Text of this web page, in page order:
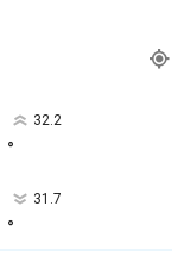
32.2
°
31.7
°